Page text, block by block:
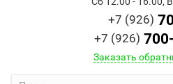
+7 (926)
+7 (926)
Заказать